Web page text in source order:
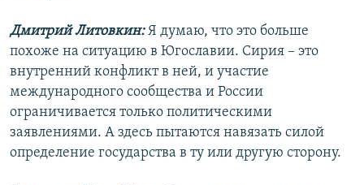
Дмитрий Литовкин:Я думаю, что это больше
похоже на ситуацию в Югославии. Сирия – это
внутренний конфликт в ней, и участие
международного сообщества и России
ограничивается только политическими
заявлениями. А здесь пытаются навязать силой
определение государства в ту или другую сторону.